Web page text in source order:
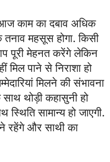
काम का दबाव अधिक
महसूस होगा. किसी
पूरी मेहनत करेंगे लेकिन
मिल पाने से निराशा हो
मिलने की संभावना
थोड़ी कहासुनी हो
सामान्य हो जाएगी.
रहेंगे और साथी का